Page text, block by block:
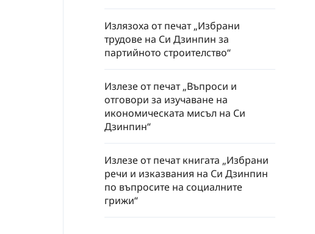
Излязоха от печат „Избрани
трудове на Си Дзинпин за
партийното строителство“
Излезе от печат „Въпроси и
отговори за изучаване на
икономическата мисъл на Си
Дзинпин“
Излезе от печат книгата „Избрани
речи и изказвания на Си Дзинпин
по въпросите на социалните
грижи“